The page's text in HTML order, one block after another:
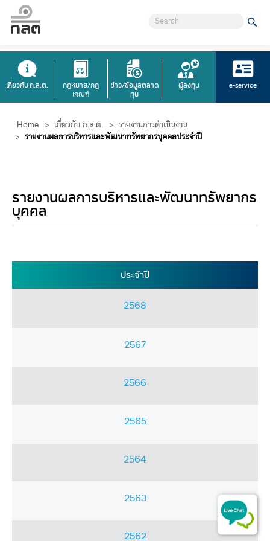
เกี่ยวกับ ก.ล.ต.
กฎหมาย/กฎ
เกณฑ์
ข่าว/ข้อมูลตลาด
ทุน
ผู้ลงทุน e-service
Home > เกี่ยวกับ ก.ล.ต. > รายงานการดำเนินงาน
> รายงานผลการบริหารแล​ะพัฒนาทรัพยากรบุคคลประจำปี
​รายงานผลการบริหารแล​ะพัฒนาทรัพยากร
บุคคล
​ประจำปี​
2568​
​​2567
​​2566​
​​2565
2564​
​​2563​
​​2562​